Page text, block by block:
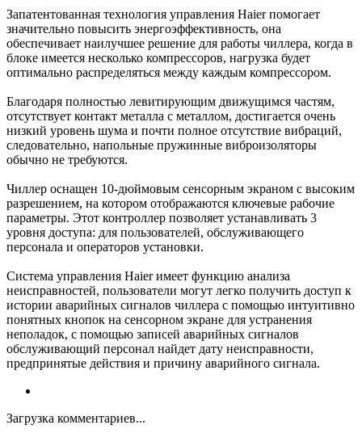
Запатентованная технология управления Haier помогает
значительно повысить энергоэффективность, она
обеспечивает наилучшее решение для работы чиллера, когда в
блоке имеется несколько компрессоров, нагрузка будет
оптимально распределяться между каждым компрессором.
Благодаря полностью левитирующим движущимся частям,
отсутствует контакт металла с металлом, достигается очень
низкий уровень шума и почти полное отсутствие вибраций,
следовательно, напольные пружинные виброизоляторы
обычно не требуются.
Чиллер оснащен 10-дюймовым сенсорным экраном с высоким
разрешением, на котором отображаются ключевые рабочие
параметры. Этот контроллер позволяет устанавливать 3
уровня доступа: для пользователей, обслуживающего
персонала и операторов установки.
Система управления Haier имеет функцию анализа
неисправностей, пользователи могут легко получить доступ к
истории аварийных сигналов чиллера с помощью интуитивно
понятных кнопок на сенсорном экране для устранения
неполадок, с помощью записей аварийных сигналов
обслуживающий персонал найдет дату неисправности,
предпринятые действия и причину аварийного сигнала.
Загрузка комментариев...